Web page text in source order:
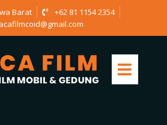
Barat
+62 81 1154 2354